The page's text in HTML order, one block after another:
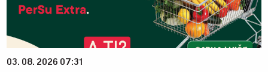
03. 08. 2026 07:31